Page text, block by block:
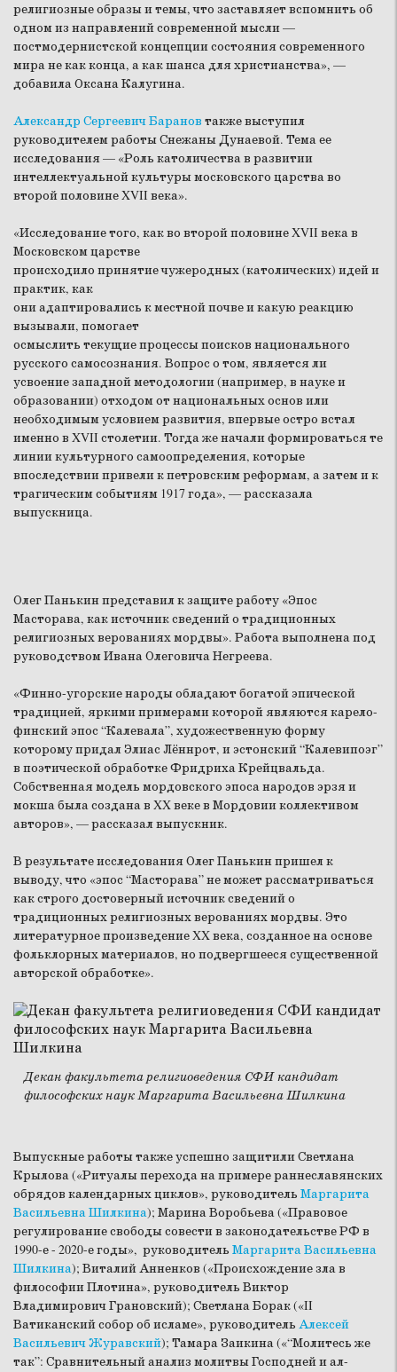
религиозные образы и темы, что заставляет вспомнить об
одном из направлений современной мысли —
постмодернистской концепции состояния современного
мира не как конца, а как шанса для христианства», —
добавила Оксана Калугина.
Александр Сергеевич Баранов также выступил
руководителем работы Снежаны Дунаевой. Тема ее
исследования — «Роль католичества в развитии
интеллектуальной культуры московского царства во
второй половине XVII века».
«Исследование того, как во второй половине XVII века в
Московском царстве
происходило принятие чужеродных (католических) идей и
практик, как
они адаптировались к местной почве и какую реакцию
вызывали, помогает
осмыслить текущие процессы поисков национального
русского самосознания. Вопрос о том, является ли
усвоение западной методологии (например, в науке и
образовании) отходом от национальных основ или
необходимым условием развития, впервые остро встал
именно в XVII столетии. Тогда же начали формироваться те
линии культурного самоопределения, которые
впоследствии привели к петровским реформам, а затем и к
трагическим событиям 1917 года», — рассказала
выпускница.
Олег Панькин представил к защите работу «Эпос
Масторава, как источник сведений о традиционных
религиозных верованиях мордвы». Работа выполнена под
руководством Ивана Олеговича Негреева.
«Финно-угорские народы обладают богатой эпической
традицией, яркими примерами которой являются карело-
финский эпос “Калевала”, художественную форму
которому придал Элиас Лённрот, и эстонский “Калевипоэг”
в поэтической обработке Фридриха Крейцвальда.
Собственная модель мордовского эпоса народов эрзя и
мокша была создана в XX веке в Мордовии коллективом
авторов», — рассказал выпускник.
В результате исследования Олег Панькин пришел к
выводу, что «эпос “Масторава” не может рассматриваться
как строго достоверный источник сведений о
традиционных религиозных верованиях мордвы. Это
литературное произведение XX века, созданное на основе
фольклорных материалов, но подвергшееся существенной
авторской обработке».
Декан факультета религиоведения СФИ кандидат
философских наук Маргарита Васильевна Шилкина
Выпускные работы также успешно защитили Светлана
Крылова («Ритуалы перехода на примере раннеславянских
обрядов календарных циклов», руководитель Маргарита
Васильевна Шилкина); Марина Воробьева («Правовое
регулирование свободы совести в законодательстве РФ в
1990-е - 2020-е годы», руководитель Маргарита Васильевна
Шилкина); Виталий Анненков («Происхождение зла в
философии Плотина», руководитель Виктор
Владимирович Грановский); Светлана Борак («II
Ватиканский собор об исламе», руководитель Алексей
Васильевич Журавский); Тамара Заикина («“Молитесь же
так”: Сравнительный анализ молитвы Господней и ал-